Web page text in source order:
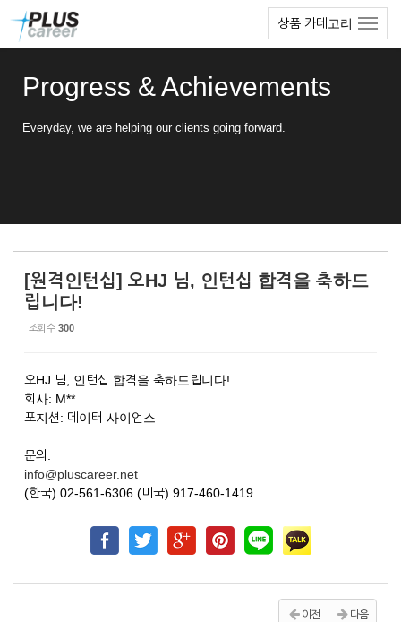
상품 카테고리
Progress & Achievements
Everyday, we are helping our clients going forward.
[원격인턴십] 오HJ 님, 인턴십 합격을 축하드
립니다!
조회 수 300
오HJ 님, 인턴십 합격을 축하드립니다!
회사: M**
포지션: 데이터 사이언스
문의:
info@pluscareer.net
(한국) 02-561-6306 (미국) 917-460-1419
이전 다음